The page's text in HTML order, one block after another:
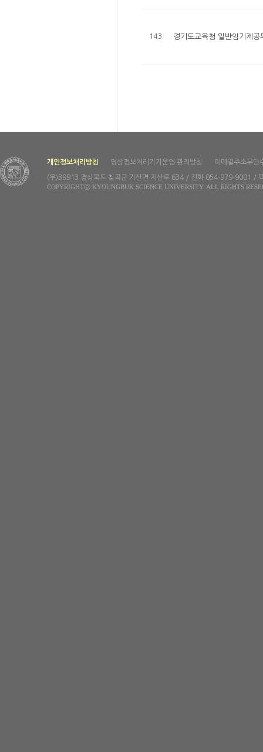
143 경기도교육청 일반임기제
개인정보처리방침 영상정보처리기기운영·관리방침 이메일주소무단
(우)39913 경상북도 칠곡군 기산면 지산로 634 / 전화 054-979-9001 /
COPYRIGHTⓒ KYOUNGBUK SCIENCE UNIVERSITY. ALL RIGHTS